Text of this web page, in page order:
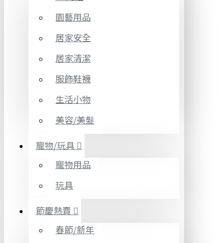
園藝用品
居家安全
居家清潔
服飾鞋襪
生活小物
美容/美髮
寵物/玩具
寵物用品
玩具
節慶熱賣
春節/新年